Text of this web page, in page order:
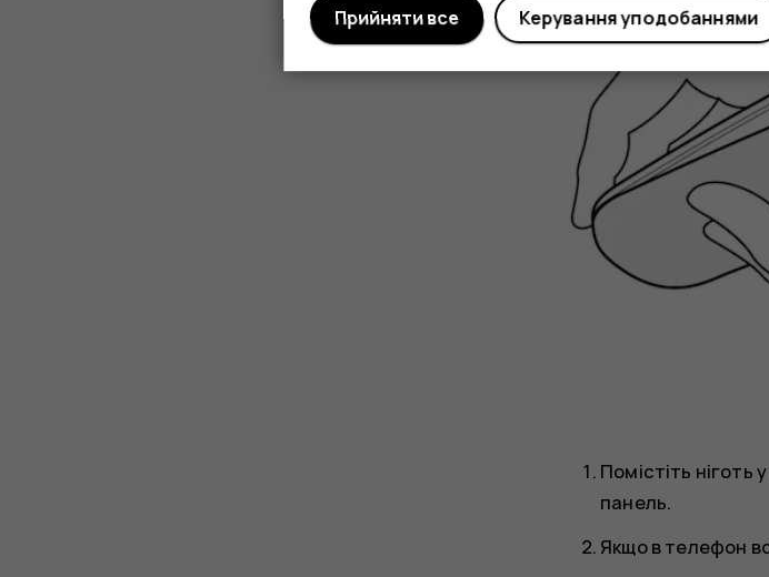
Помістіть ніготь
панель.
Якщо в телефон
Керування уподобаннями
Прийняти все